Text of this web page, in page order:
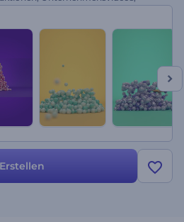
zu verbreiten. Probieren Sie es jetzt